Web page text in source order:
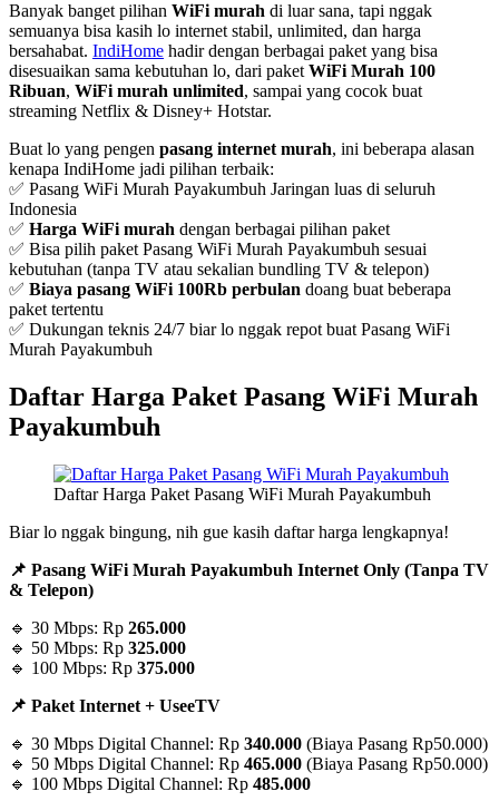
Banyak banget pilihan WiFi murah di luar sana, tapi nggak
semuanya bisa kasih lo internet stabil, unlimited, dan harga
bersahabat. IndiHome hadir dengan berbagai paket yang bisa
disesuaikan sama kebutuhan lo, dari paket WiFi Murah 100
Ribuan, WiFi murah unlimited, sampai yang cocok buat
streaming Netflix & Disney+ Hotstar.
Buat lo yang pengen pasang internet murah, ini beberapa alasan
kenapa IndiHome jadi pilihan terbaik:
✅ Pasang WiFi Murah Payakumbuh Jaringan luas di seluruh
Indonesia
✅ Harga WiFi murah dengan berbagai pilihan paket
✅ Bisa pilih paket Pasang WiFi Murah Payakumbuh sesuai
kebutuhan (tanpa TV atau sekalian bundling TV & telepon)
✅ Biaya pasang WiFi 100Rb perbulan doang buat beberapa
paket tertentu
✅ Dukungan teknis 24/7 biar lo nggak repot buat Pasang WiFi
Murah Payakumbuh
Daftar Harga Paket Pasang WiFi Murah
Payakumbuh
Daftar Harga Paket Pasang WiFi Murah Payakumbuh
Biar lo nggak bingung, nih gue kasih daftar harga lengkapnya!
📌 Pasang WiFi Murah Payakumbuh Internet Only (Tanpa TV
& Telepon)
🔹 30 Mbps: Rp 265.000
🔹 50 Mbps: Rp 325.000
🔹 100 Mbps: Rp 375.000
📌 Paket Internet + UseeTV
🔹 30 Mbps Digital Channel: Rp 340.000 (Biaya Pasang Rp50.000)
🔹 50 Mbps Digital Channel: Rp 465.000 (Biaya Pasang Rp50.000)
🔹 100 Mbps Digital Channel: Rp 485.000